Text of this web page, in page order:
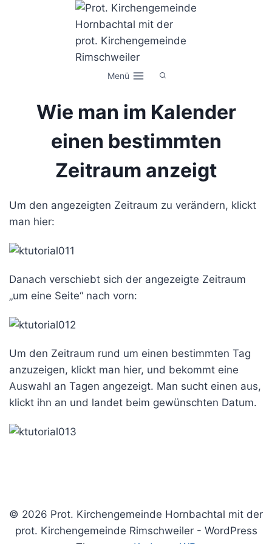
Menü
Wie man im Kalender
einen bestimmten
Zeitraum anzeigt
Um den angezeigten Zeitraum zu verändern, klickt
man hier:
Danach verschiebt sich der angezeigte Zeitraum
„um eine Seite“ nach vorn:
Um den Zeitraum rund um einen bestimmten Tag
anzuzeigen, klickt man hier, und bekommt eine
Auswahl an Tagen angezeigt. Man sucht einen aus,
klickt ihn an und landet beim gewünschten Datum.
© 2026 Prot. Kirchengemeinde Hornbachtal mit der
prot. Kirchengemeinde Rimschweiler - WordPress